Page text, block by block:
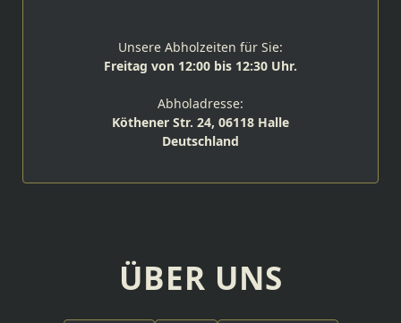
Unsere Abholzeiten für Sie:
Freitag von 12:00 bis 12:30 Uhr.
Abholadresse:
Köthener Str. 24, 06118 Halle
Deutschland
ÜBER UNS